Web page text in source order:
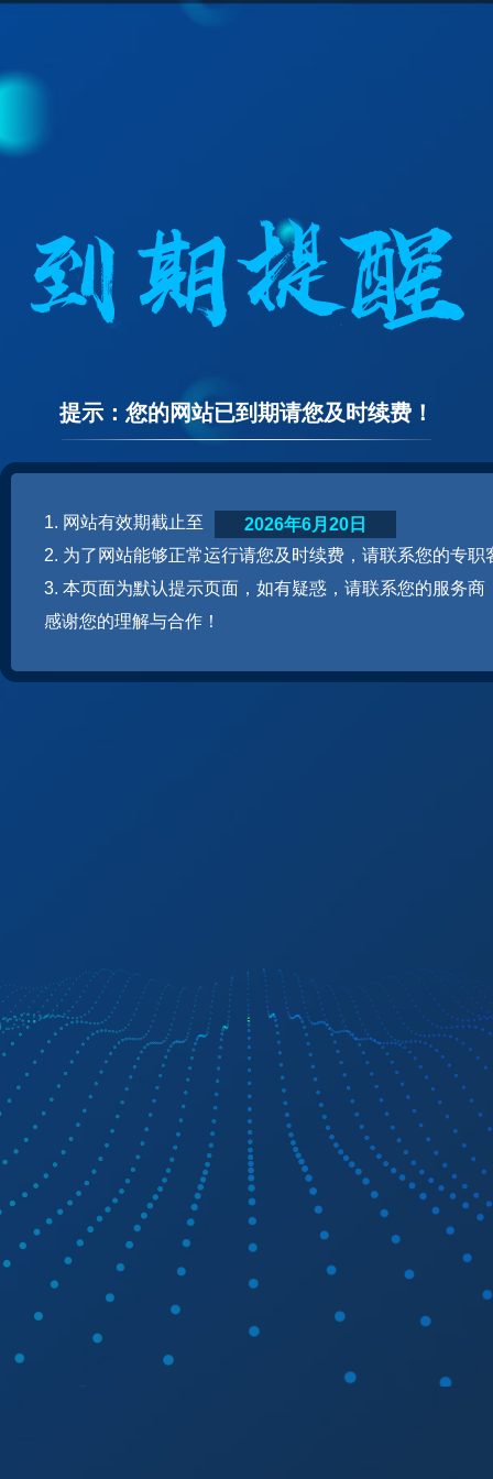
提示：您的网站已到期请您及时续费！
1. 网站有效期截止至
2. 为了网站能够正常运行请您及时续费，请联系您的专职
3. 本页面为默认提示页面，如有疑惑，请联系您的服务商
感谢您的理解与合作！
2026年6月20日